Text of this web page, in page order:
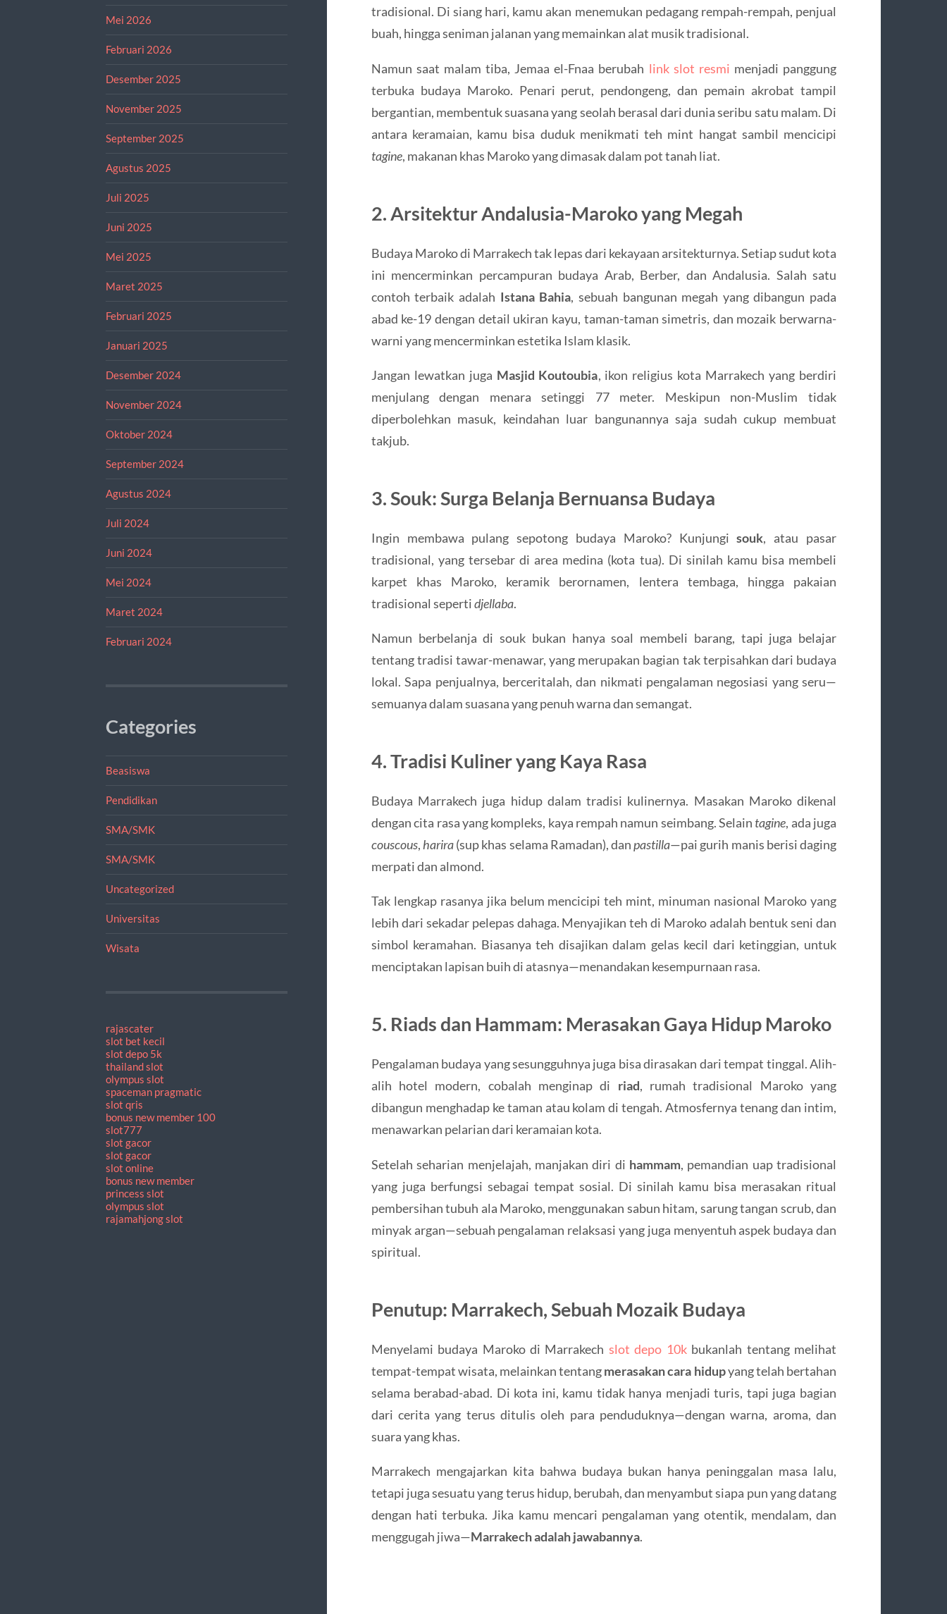
Mei 2026
Februari 2026
Desember 2025
November 2025
September 2025
Agustus 2025
Juli 2025
Juni 2025
Mei 2025
Maret 2025
Februari 2025
Januari 2025
Desember 2024
November 2024
Oktober 2024
September 2024
Agustus 2024
Juli 2024
Juni 2024
Mei 2024
Maret 2024
Februari 2024
Categories
Beasiswa
Pendidikan
SMA/SMK
SMA/SMK
Uncategorized
Universitas
Wisata
rajascater
slot bet kecil
slot depo 5k
thailand slot
olympus slot
spaceman pragmatic
slot qris
bonus new member 100
slot777
slot gacor
slot gacor
slot online
bonus new member
princess slot
olympus slot
rajamahjong slot
tradisional. Di siang hari, kamu akan menemukan pedagang rempah-rempah, penjual
buah, hingga seniman jalanan yang memainkan alat musik tradisional.
Namun saat malam tiba, Jemaa el-Fnaa berubah link slot resmi menjadi panggung
terbuka budaya Maroko. Penari perut, pendongeng, dan pemain akrobat tampil
bergantian, membentuk suasana yang seolah berasal dari dunia seribu satu malam. Di
antara keramaian, kamu bisa duduk menikmati teh mint hangat sambil mencicipi
tagine, makanan khas Maroko yang dimasak dalam pot tanah liat.
2. Arsitektur Andalusia-Maroko yang Megah
Budaya Maroko di Marrakech tak lepas dari kekayaan arsitekturnya. Setiap sudut kota
ini mencerminkan percampuran budaya Arab, Berber, dan Andalusia. Salah satu
contoh terbaik adalah Istana Bahia, sebuah bangunan megah yang dibangun pada
abad ke-19 dengan detail ukiran kayu, taman-taman simetris, dan mozaik berwarna-
warni yang mencerminkan estetika Islam klasik.
Jangan lewatkan juga Masjid Koutoubia, ikon religius kota Marrakech yang berdiri
menjulang dengan menara setinggi 77 meter. Meskipun non-Muslim tidak
diperbolehkan masuk, keindahan luar bangunannya saja sudah cukup membuat
takjub.
3. Souk: Surga Belanja Bernuansa Budaya
Ingin membawa pulang sepotong budaya Maroko? Kunjungisouk, atau pasar
tradisional, yang tersebar di area medina (kota tua). Di sinilah kamu bisa membeli
karpet khas Maroko, keramik berornamen, lentera tembaga, hingga pakaian
tradisional sepertidjellaba.
Namun berbelanja di souk bukan hanya soal membeli barang, tapi juga belajar
tentang tradisi tawar-menawar, yang merupakan bagian tak terpisahkan dari budaya
lokal. Sapa penjualnya, berceritalah, dan nikmati pengalaman negosiasi yang seru—
semuanya dalam suasana yang penuh warna dan semangat.
4. Tradisi Kuliner yang Kaya Rasa
Budaya Marrakech juga hidup dalam tradisi kulinernya. Masakan Maroko dikenal
dengan cita rasa yang kompleks, kaya rempah namun seimbang. Selain tagine, ada juga
couscous, harira(sup khas selama Ramadan), danpastilla—pai gurih manis berisi daging
merpati dan almond.
Tak lengkap rasanya jika belum mencicipi teh mint, minuman nasional Maroko yang
lebih dari sekadar pelepas dahaga. Menyajikan teh di Maroko adalah bentuk seni dan
simbol keramahan. Biasanya teh disajikan dalam gelas kecil dari ketinggian, untuk
menciptakan lapisan buih di atasnya—menandakan kesempurnaan rasa.
5. Riads dan Hammam: Merasakan Gaya Hidup Maroko
Pengalaman budaya yang sesungguhnya juga bisa dirasakan dari tempat tinggal. Alih-
alih hotel modern, cobalah menginap di riad, rumah tradisional Maroko yang
dibangun menghadap ke taman atau kolam di tengah. Atmosfernya tenang dan intim,
menawarkan pelarian dari keramaian kota.
Setelah seharian menjelajah, manjakan diri di hammam, pemandian uap tradisional
yang juga berfungsi sebagai tempat sosial. Di sinilah kamu bisa merasakan ritual
pembersihan tubuh ala Maroko, menggunakan sabun hitam, sarung tangan scrub, dan
minyak argan—sebuah pengalaman relaksasi yang juga menyentuh aspek budaya dan
spiritual.
Penutup: Marrakech, Sebuah Mozaik Budaya
Menyelami budaya Maroko di Marrakech slot depo 10kbukanlah tentang melihat
tempat-tempat wisata, melainkan tentangmerasakan cara hidupyang telah bertahan
selama berabad-abad. Di kota ini, kamu tidak hanya menjadi turis, tapi juga bagian
dari cerita yang terus ditulis oleh para penduduknya—dengan warna, aroma, dan
suara yang khas.
Marrakech mengajarkan kita bahwa budaya bukan hanya peninggalan masa lalu,
tetapi juga sesuatu yang terus hidup, berubah, dan menyambut siapa pun yang datang
dengan hati terbuka. Jika kamu mencari pengalaman yang otentik, mendalam, dan
menggugah jiwa—Marrakech adalah jawabannya.